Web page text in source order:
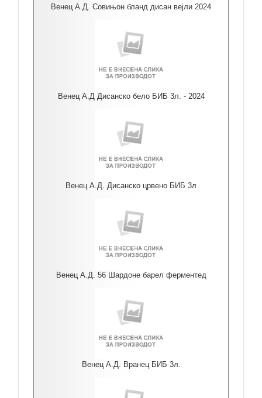
Венец А.Д. Совињон бланд дисан вејли 2024
Венец А.Д Дисанско бело БИБ 3л. - 2024
Венец А.Д. Дисанско црвено БИБ 3л
Венец А.Д. 56 Шардоне барел ферментед
Венец А.Д. Вранец БИБ 3л.